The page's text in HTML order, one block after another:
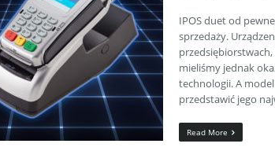
IPOS duet od
sprzedaży.
mieliśmy jednak
technologii. A
przedstawić jego
Read More